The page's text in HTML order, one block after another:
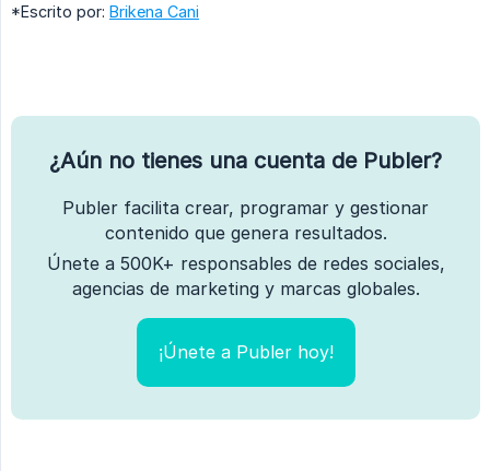
*Escrito por: Brikena Cani
¿Aún no tienes una cuenta de Publer?
Publer facilita crear, programar y gestionar
contenido que genera resultados.
Únete a 500K+ responsables de redes sociales,
agencias de marketing y marcas globales.
¡Únete a Publer hoy!